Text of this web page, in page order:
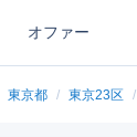
オファー
東京都 / 東京23区 /